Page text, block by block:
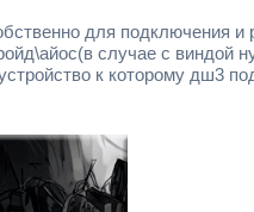
для подключения
случае с виндой
к которому дш3